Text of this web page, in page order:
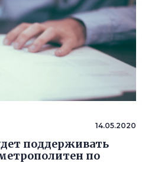
14.05.2020
поддерживать
по